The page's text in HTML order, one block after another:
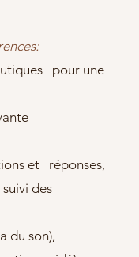
pour une
et réponses,
des
du son),